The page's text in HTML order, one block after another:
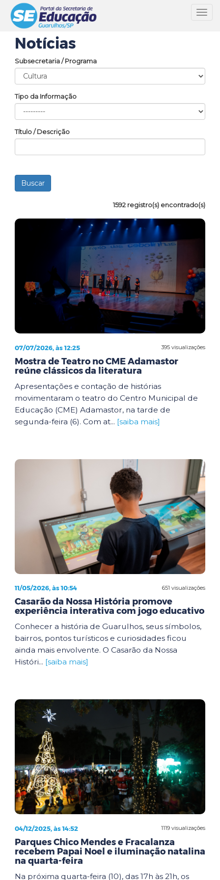
Notícias
Subsecretaria / Programa
Tipo da Informação
Título / Descrição
1592 registro(s) encontrado(s)
395 visualizações
07/07/2026, às 12:25
Mostra de Teatro no CME Adamastor
reúne clássicos da literatura
Apresentações e contação de histórias
movimentaram o teatro do Centro Municipal de
Educação (CME) Adamastor, na tarde de
segunda-feira (6). Com at... [saiba mais]
651 visualizações
11/05/2026, às 10:54
Casarão da Nossa História promove
experiência interativa com jogo educativo
Conhecer a história de Guarulhos, seus símbolos,
bairros, pontos turísticos e curiosidades ficou
ainda mais envolvente. O Casarão da Nossa
Históri... [saiba mais]
1119 visualizações
04/12/2025, às 14:52
Parques Chico Mendes e Fracalanza
recebem Papai Noel e iluminação natalina
na quarta-feira
Na próxima quarta-feira (10), das 17h às 21h, os